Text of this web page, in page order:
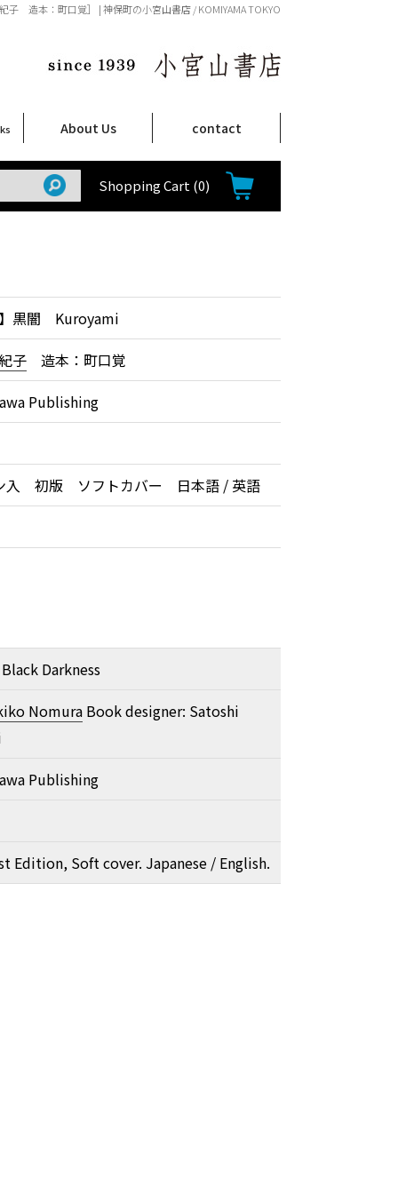
造本：町口覚］ | 神保町の小宮山書店 / KOMIYAMA TOKYO
About Us
店舗案内
Shop Infomation
ご注文について
How to Order
特定商取引法に関する表示
プライバシーポリシー
contact
Shopping Cart (0)
黒闇 Kuroyami
子造本：町口覚
Publishing
入 初版 ソフトカバー 日本語 / 英語
Darkness
NomuraBook designer: Satoshi
Publishing
Edition, Soft cover. Japanese / English.